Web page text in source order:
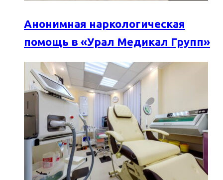
Анонимная наркологическая
помощь в «Урал Медикал Групп»